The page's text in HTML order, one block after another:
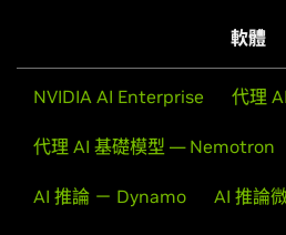
軟體
NVIDIA AI Enterprise 代理
代理 AI 基礎模型 — Nemotron
AI 推論 － Dynamo AI 推論